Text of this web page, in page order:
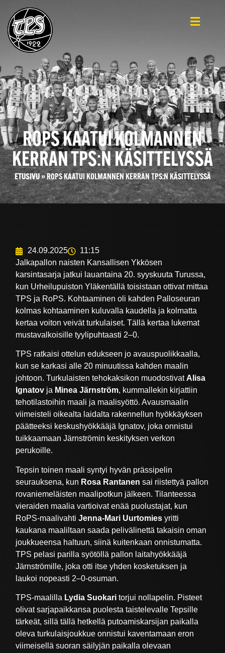
ROPS KAATUI KOLMANNEN
KERRAN TPS:N KÄSITTELYSSÄ
ETUSIVU»ROPS KAATUI KOLMANNEN KERRAN TPS:N KÄSITTELYSSÄ
24.09.2025
11:15
Jalkapallon naisten Kansallisen Ykkösen
karsintasarja jatkui lauantaina 20. syyskuuta Turussa,
kun Urheilupuiston Yläkentällä toisistaan ottivat mittaa
TPS ja RoPS. Kohtaaminen oli kahden Palloseuran
kolmas kohtaaminen kuluvalla kaudella ja kolmatta
kertaa voiton veivät turkulaiset. Tällä kertaa lukemat
mustavalkoisille tyylipuhtaasti 2–0.
TPS ratkaisi ottelun edukseen jo avauspuolikkaalla,
kun se karkasi alle 20 minuutissa kahden maalin
johtoon. Turkulaisten tehokaksikon muodostivat Alisa
Ignatov ja Minea Järnström, kummallekin kirjattiin
tehotilastoihin maali ja maalisyöttö. Avausmaalin
viimeisteli oikealta laidalta rakennellun hyökkäyksen
päätteeksi keskushyökkääjä Ignatov, joka onnistui
tuikkaamaan Järnströmin keskityksen verkon
perukoille.
Tepsin toinen maali syntyi hyvän prässipelin
seurauksena, kun Rosa Rantanen sai riistettyä pallon
rovaniemeläisten maalipotkun jälkeen. Tilanteessa
vieraiden maalia vartioivat enää puolustajat, kun
RoPS-maalivahtiJenna-Mari Uurtomies yritti
kaukana maaliltaan saada pelivälinettä takaisin oman
joukkueensa haltuun, siinä kuitenkaan onnistumatta.
TPS pelasi parilla syötöllä pallon laitahyökkääjä
Järnströmille, joka otti itse yhden kosketuksen ja
laukoi nopeasti 2–0-osuman.
TPS-maalilla Lydia Suokaritorjui nollapelin. Pisteet
olivat sarjapaikkansa puolesta taistelevalle Tepsille
tärkeät, sillä tällä hetkellä putoamiskarsijan paikalla
oleva turkulaisjoukkue onnistui kaventamaan eron
viimeisellä suoran säilyjän paikalla olevaan